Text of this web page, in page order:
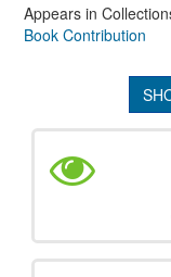
Appears in
Book Contribution